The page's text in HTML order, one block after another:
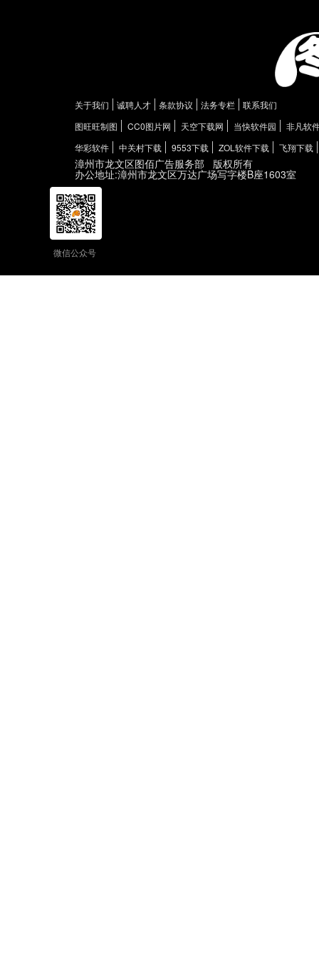
关于我们 诚聘人才 条款协议 法务专栏
联系我们
图旺旺制图
CC0图片网 天空下载网 当快软件园
非凡软
华彩软件
中关村下载 9553下载 ZOL软件下载 飞翔下载
漳州市龙文区图佰广告服务部 版权所有
办公地址:漳州市龙文区万达广场写字楼B座1603室
微信公众号